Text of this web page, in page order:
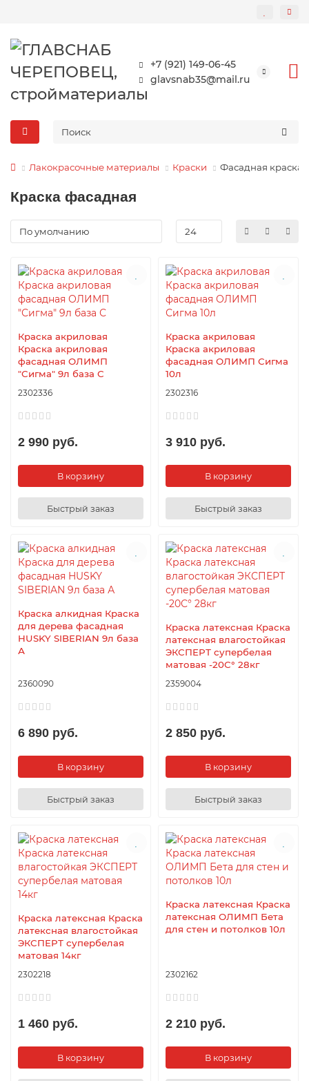
+7 (921) 149-06-45
glavsnab35@mail.ru
Лакокрасочные материалы Краски Фасадная краска
Краска фасадная
Краска акриловая
Краска акриловая
фасадная ОЛИМП
"Сигма" 9л база С
2302336
2 990 руб.
В корзину
Быстрый заказ
Краска акриловая
Краска акриловая
фасадная ОЛИМП Сигма
10л
2302316
3 910 руб.
В корзину
Быстрый заказ
Краска алкидная Краска
для дерева фасадная
HUSKY SIBERIAN 9л база
А
2360090
6 890 руб.
В корзину
Быстрый заказ
Краска латексная Краска
латексная влагостойкая
ЭКСПЕРТ супербелая
матовая -20С° 28кг
2359004
2 850 руб.
В корзину
Быстрый заказ
Краска латексная Краска
латексная влагостойкая
ЭКСПЕРТ супербелая
матовая 14кг
2302218
1 460 руб.
В корзину
Краска латексная Краска
латексная ОЛИМП Бета
для стен и потолков 10л
2302162
2 210 руб.
В корзину